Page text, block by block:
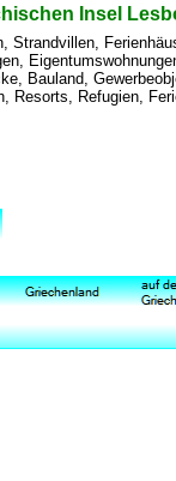
Insel
Strandvillen,
Bauland,
Resorts, Refugien,